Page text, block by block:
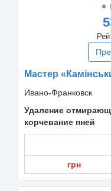
Мастер
Ивано-Франковск
Удаление
корчевание пней
грн